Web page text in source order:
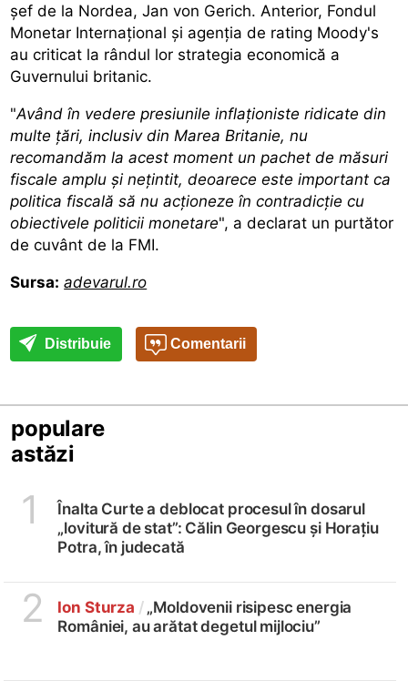
şef de la Nordea, Jan von Gerich. Anterior, Fondul
Monetar Internaţional şi agenţia de rating Moody's
au criticat la rândul lor strategia economică a
Guvernului britanic.
"Având în vedere presiunile inflaţioniste ridicate din
multe ţări, inclusiv din Marea Britanie, nu
recomandăm la acest moment un pachet de măsuri
fiscale amplu şi neţintit, deoarece este important ca
politica fiscală să nu acţioneze în contradicţie cu
obiectivele politicii monetare", a declarat un purtător
de cuvânt de la FMI.
Sursa: adevarul.ro
Distribuie Comentarii
populare
astăzi
1
Înalta Curte a deblocat procesul în dosarul
„lovitură de stat”: Călin Georgescu și Horațiu
Potra, în judecată
2 Ion Sturza /„Moldovenii risipesc energia
României, au arătat degetul mijlociu”